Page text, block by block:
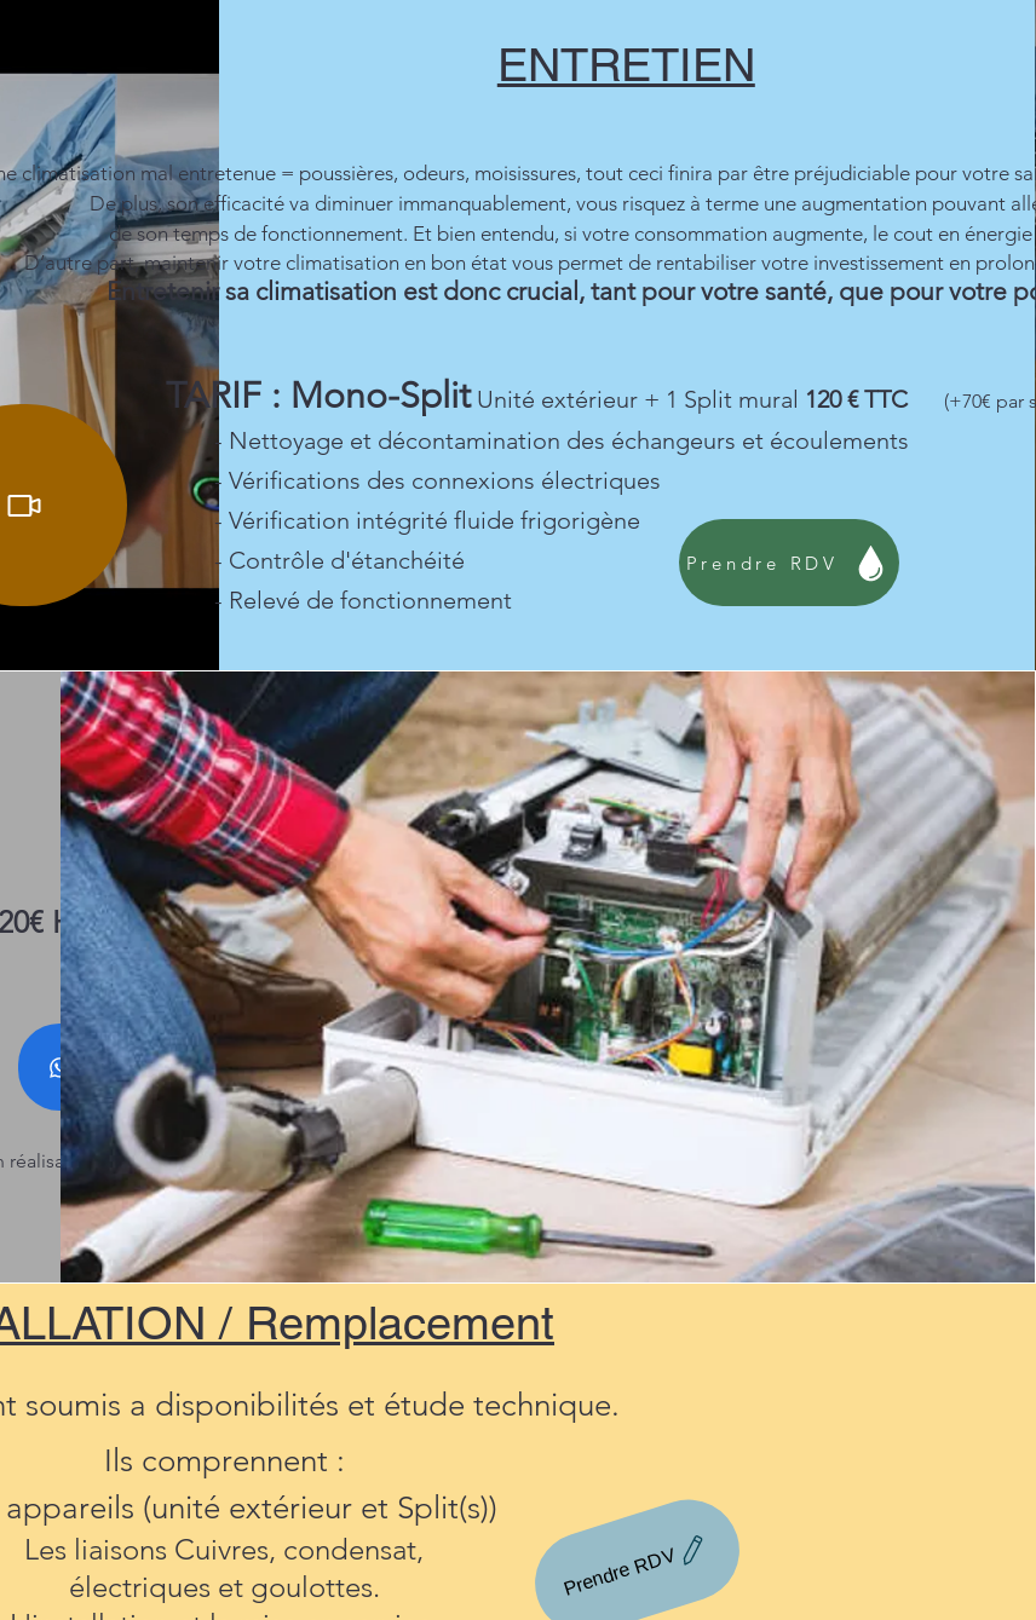
ENTRETIEN
climatisation mal entretenue = poussières, odeurs, moisissures, tout ceci finira par être préjudiciable pour votre
De plus, son efficacité va diminuer immanquablement, vous risquez à terme une augmentation pouvant
de son temps de fonctionnement. Et bien entendu, si votre consommation augmente, le cout en énergie
D’autre part, maintenir votre climatisation en bon état vous permet de rentabiliser votre investissement en
Entretenir sa climatisation est donc crucial, tant pour votre santé, que pour votre
TARIF : Mono-SplitUnité extérieur + 1 Split mural 120 € TTC (+70€ par
- Nettoyage et décontamination des échangeurs et écoulements
- Vérifications des connexions électriques
- Vérification intégrité fluide frigorigène
- Contrôle d'étanchéité
- Relevé de fonctionnement
Prendre RDV
HT
réalisable immédiatement)
/ Remplacement
Prendre RDV
soumis a disponibilités et étude technique.
Ils comprennent :
ppareils (unité extérieur et Split(s))
Les liaisons Cuivres, condensat,
électriques et goulottes.